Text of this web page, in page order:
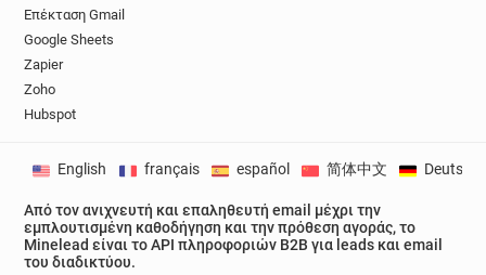
Επέκταση Gmail
Google Sheets
Zapier
Zoho
Hubspot
Από τον ανιχνευτή και επαληθευτή email μέχρι την
εμπλουτισμένη καθοδήγηση και την πρόθεση αγοράς, το
Minelead είναι το API πληροφοριών B2B για leads και email
του διαδικτύου.
English français español 简体中文 Deutsch